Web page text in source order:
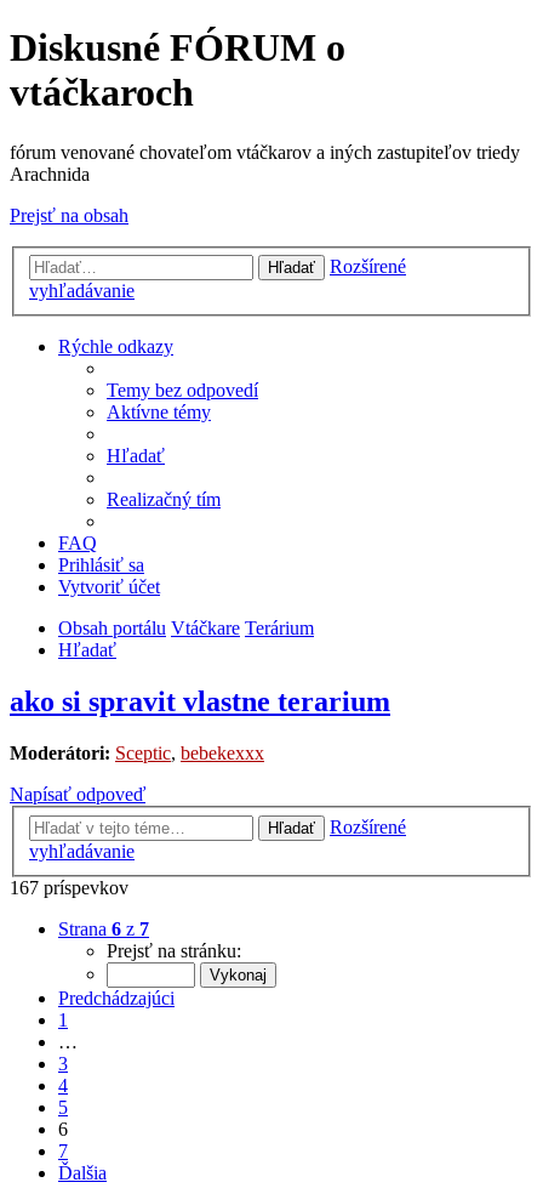
Diskusné FÓRUM o
vtáčkaroch
fórum venované chovateľom vtáčkarov a iných zastupiteľov triedy
Arachnida
Prejsť na obsah
Hľadať
Rozšírené
vyhľadávanie
Rýchle odkazy
Temy bez odpovedí
Aktívne témy
Hľadať
Realizačný tím
FAQ
Prihlásiť sa
Vytvoriť účet
Obsah portálu Vtáčkare Terárium
Hľadať
ako si spravit vlastne terarium
Moderátori: Sceptic, bebekexxx
Napísať odpoveď
Hľadať
Rozšírené
vyhľadávanie
167 príspevkov
Strana 6 z 7
Prejsť na stránku:
Predchádzajúci
1
…
3
4
5
6
7
Ďalšia